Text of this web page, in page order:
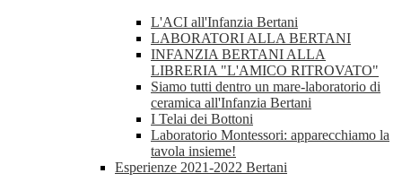
L'ACI all'Infanzia Bertani
LABORATORI ALLA BERTANI
INFANZIA BERTANI ALLA
LIBRERIA "L'AMICO RITROVATO"
Siamo tutti dentro un mare-laboratorio di
ceramica all'Infanzia Bertani
I Telai dei Bottoni
Laboratorio Montessori: apparecchiamo la
tavola insieme!
Esperienze 2021-2022 Bertani